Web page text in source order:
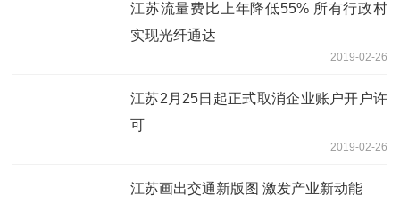
江苏流量费比上年降低55% 所有行政村
实现光纤通达
2019-02-26
江苏2月25日起正式取消企业账户开户许
可
2019-02-26
江苏画出交通新版图 激发产业新动能